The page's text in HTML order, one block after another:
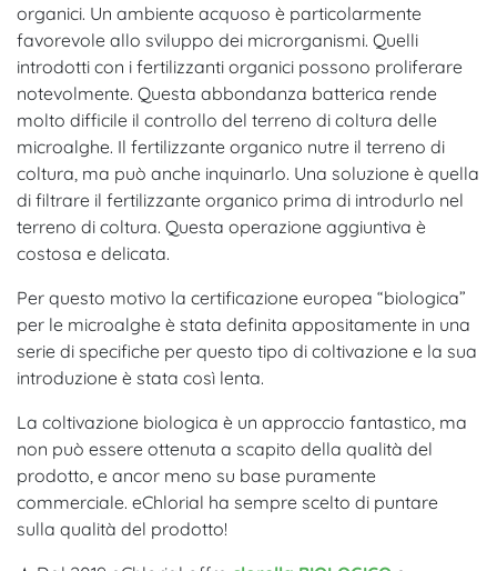
organici. Un ambiente acquoso è particolarmente
favorevole allo sviluppo dei microrganismi. Quelli
introdotti con i fertilizzanti organici possono proliferare
notevolmente. Questa abbondanza batterica rende
molto difficile il controllo del terreno di coltura delle
microalghe. Il fertilizzante organico nutre il terreno di
coltura, ma può anche inquinarlo. Una soluzione è quella
di filtrare il fertilizzante organico prima di introdurlo nel
terreno di coltura. Questa operazione aggiuntiva è
costosa e delicata.
Per questo motivo la certificazione europea “biologica”
per le microalghe è stata definita appositamente in una
serie di specifiche per questo tipo di coltivazione e la sua
introduzione è stata così lenta.
La coltivazione biologica è un approccio fantastico, ma
non può essere ottenuta a scapito della qualità del
prodotto, e ancor meno su base puramente
commerciale. eChlorial ha sempre scelto di puntare
sulla qualità del prodotto!